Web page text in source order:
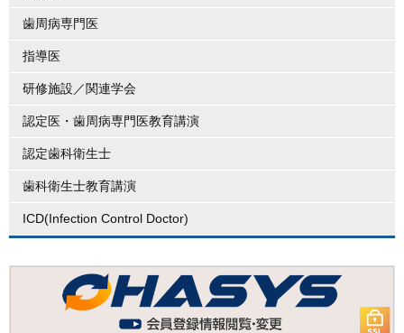
歯周病専門医
指導医
研修施設／関連学会
認定医・歯周病専門医教育講演
認定歯科衛生士
歯科衛生士教育講演
ICD(Infection Control Doctor)